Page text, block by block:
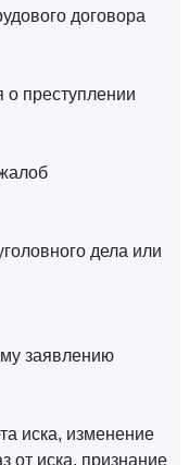
договора
преступлении
дела или
заявлению
иска, изменение
от иска, признание